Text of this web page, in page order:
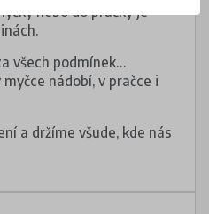
nebo do pračky je
všech podmínek…
nádobí, v pračce i
a držíme všude, kde nás